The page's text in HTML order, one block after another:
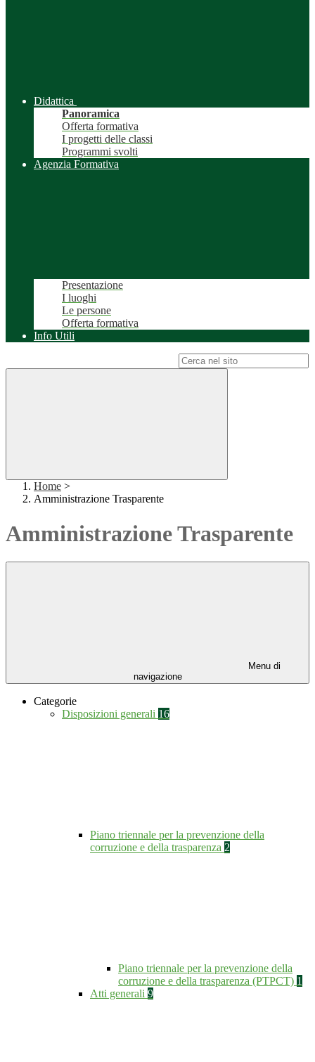
Didattica
Panoramica
Offerta formativa
I progetti delle classi
Programmi svolti
Agenzia Formativa
Presentazione
I luoghi
Le persone
Offerta formativa
Info Utili
Home >
Amministrazione Trasparente
Amministrazione Trasparente
Menu di
navigazione
Categorie
Disposizioni generali 16
Piano triennale per la prevenzione della
corruzione e della trasparenza 2
Piano triennale per la prevenzione della
corruzione e della trasparenza (PTPCT) 1
Atti generali 9